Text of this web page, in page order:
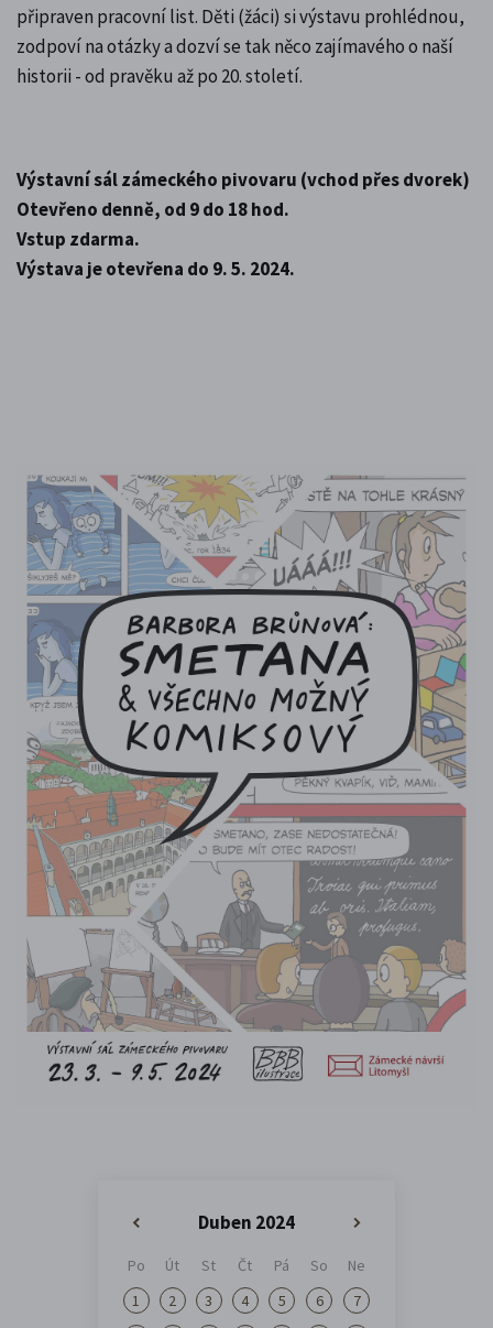
připraven pracovní list. Děti (žáci) si výstavu prohlédnou,
zodpoví na otázky a dozví se tak něco zajímavého o naší
historii - od pravěku až po 20. století.
Výstavní sál zámeckého pivovaru (vchod přes dvorek)
Otevřeno denně, od 9 do 18 hod.
Vstup zdarma.
Výstava je otevřena do 9. 5. 2024.
Duben 2024
Po Út St Čt Pá So
Ne
1
2 3 4 5 6
7